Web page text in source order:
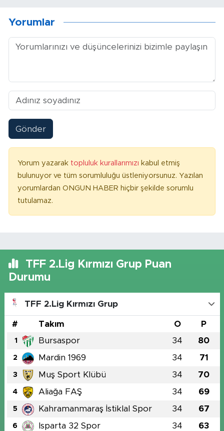
Yorumlar
Gönder
Yorum yazarak topluluk kurallarımızı kabul etmiş
bulunuyor ve tüm sorumluluğu üstleniyorsunuz. Yazılan
yorumlardan ONGUN HABER hiçbir şekilde sorumlu
tutulamaz.
TFF 2.Lig Kırmızı Grup Puan
Durumu
TFF 2.Lig Kırmızı Grup
# Takım O P
1 Bursaspor 34 80
2 Mardin 1969 34 71
3 Muş Sport Klübü 34 70
4 Aliağa FAŞ 34 69
5 Kahramanmaraş İstiklal Spor 34 67
6 Isparta 32 Spor 34 63